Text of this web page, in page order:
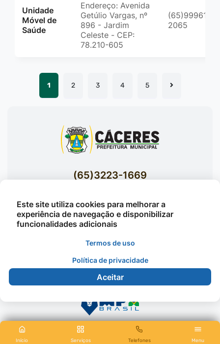
Início Serviços Telefones Menu
Unidade
Móvel de
Saúde
Endereço: Avenida
Getúlio Vargas, nº
896 - Jardim
Celeste - CEP:
78.210-605
(65)99961-
2065
1 2 3 4 5
(65)3223-1669
Acessar E-mails Institucionais
Av. Brasil nº 119 Bairro Jardim Celeste -
©2026 - Prefeitura Municipal de Cáceres - Todos os
direitos reservados
Este site utiliza cookies para melhorar a
experiência de navegação e disponibilizar
funcionalidades adicionais
Termos de uso
Política de privacidade
Aceitar